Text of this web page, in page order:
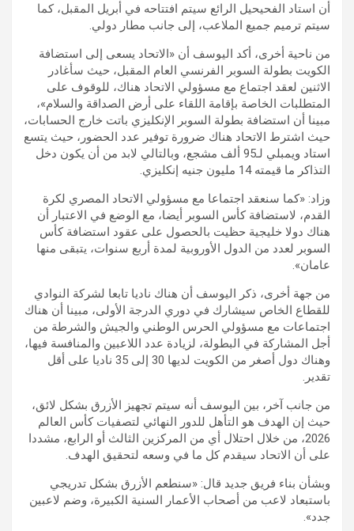
أن استاد الفحيحيل الرائع سيتم افتتاحه في أبريل المقبل، كما
سيتم ترميم جميع الملاعب، إلى جانب مطار دولي.
من ناحية أخرى، أكد اليوسف أن «الاتحاد يسعى إلى استضافة
الكويت بطولة السوبر الفرنسي العام المقبل، حيث سأغادر
الاثنين لعقد اجتماع مع مسؤولي الاتحاد هناك، للوقوف على
المتطلبات الخاصة بإقامة اللقاء على أرض الصداقة والسلام»،
مبينا أن استضافة بطولة السوبر الإنكليزي باتت خارج الحسابات،
حيث اشترط الاتحاد هناك ضرورة توفير عدد الحضور، حيث يتسع
استاد ويمبلي لـ95 ألف مشجع، وبالتالي لابد من أن يكون دخل
التذاكر ما قيمته 14 مليون جنيه إنكليزي.
وزاد: «كما سنعقد اجتماعا مع مسؤولي الاتحاد المصري لكرة
القدم، لاستضافة كأس السوبر أيضا، مع الوضع في الاعتبار أن
هناك دولا خليجية حظيت بالحصول على عقود استضافة كأس
السوبر لعدد من الدول الأوروبية لمدة أربع سنوات، يتبقى منها
عامان».
من جهة أخرى، ذكر اليوسف أن هناك ناديا تابعا لشركة النوادي
للقطاع الخاص سيشارك في دوري الدرجة الأولى، مبينا أن هناك
اجتماعات مع مسؤولي الحرس الوطني والجيش والشرطة من
أجل المشاركة في البطولة، لزيادة عدد اللاعبين والمنافسة فيها،
وهناك دول أصغر من الكويت لديها 30 إلى 35 ناديا على أقل
تقدير.
من جانب آخر، بين اليوسف أنه سيتم تجهيز الأزرق بشكل لائق،
حيث إن الهدف هو التأهل للدور النهائي لتصفيات كأس العالم
2026، من خلال احتلال أي من المركزين الثالث أو الرابع، مشددا
على أن الاتحاد سيقدم كل ما في وسعه لتحقيق الهدف.
وبشأن بناء فريق جديد قال: «سنطعم الأزرق بشكل تدريجي
باستبعاد لاعب من أصحاب الأعمار السنية الكبيرة، وضم لاعبين
جدد».